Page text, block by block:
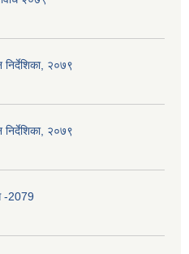
निर्देशिका, २०७९
निर्देशिका, २०७९
-2079